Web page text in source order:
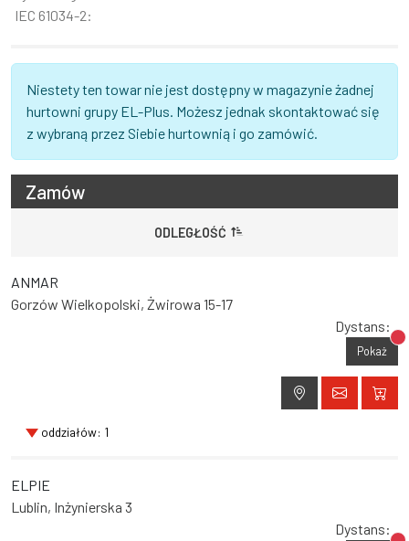
IEC 61034-2:
Niestety ten towar nie jest dostępny w magazynie żadnej
hurtowni grupy EL-Plus. Możesz jednak skontaktować się
z wybraną przez Siebie hurtownią i go zamówić.
Zamów
ODLEGŁOŚĆ
ANMAR
Gorzów Wielkopolski, Żwirowa 15-17
Dystans:
Pokaż
oddziałów: 1
ELPIE
Lublin, Inżynierska 3
Dystans: